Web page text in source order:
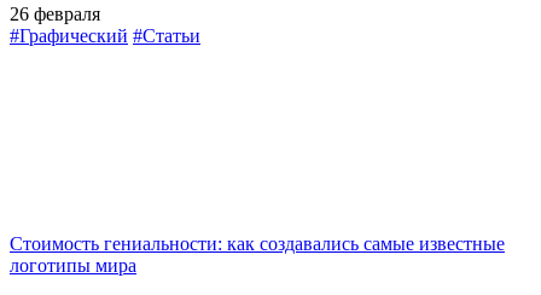
26 февраля
#Графический #Статьи
Стоимость гениальности: как создавались самые известные
логотипы мира